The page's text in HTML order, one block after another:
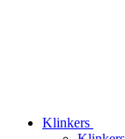
Klinkers